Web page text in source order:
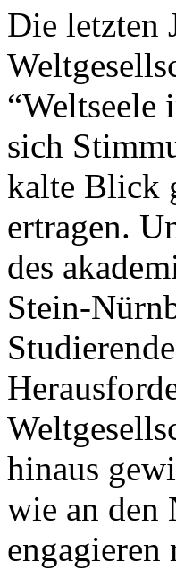
Die letzten
“Weltseele
sich
kalte Blick
ertragen.
des
Stein-
hinaus
wie an den
engagieren